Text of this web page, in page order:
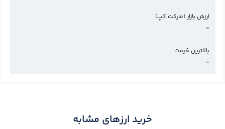
ارزش بازار (مارکت کپ)
-
بالاترین قیمت
-
خرید ارزهای مشابه